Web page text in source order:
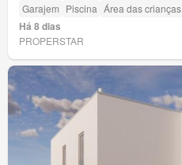
Garajem Piscina Área das crianças
Há 8 dias
PROPERSTAR